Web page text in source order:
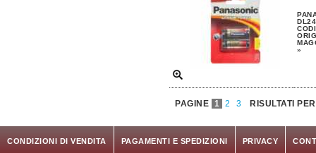
»
PAGINE 1 2 3 RISULTATI
CONDIZIONI DI VENDITA PAGAMENTI E SPEDIZIONI PRIVACY